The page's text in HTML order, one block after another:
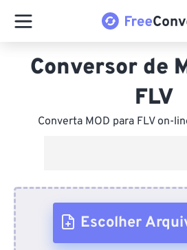
Conversor de
FLV
Converta MOD para FLV on-
Escolher